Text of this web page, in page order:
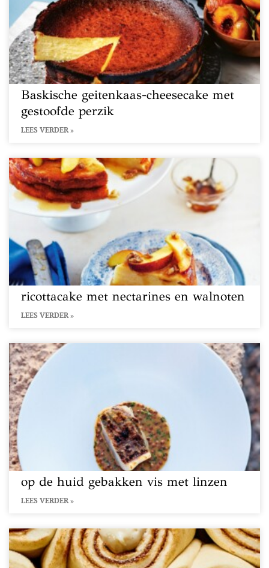
Baskische geitenkaas-cheesecake met
gestoofde perzik
LEES VERDER »
ricottacake met nectarines en walnoten
LEES VERDER »
op de huid gebakken vis met linzen
LEES VERDER »